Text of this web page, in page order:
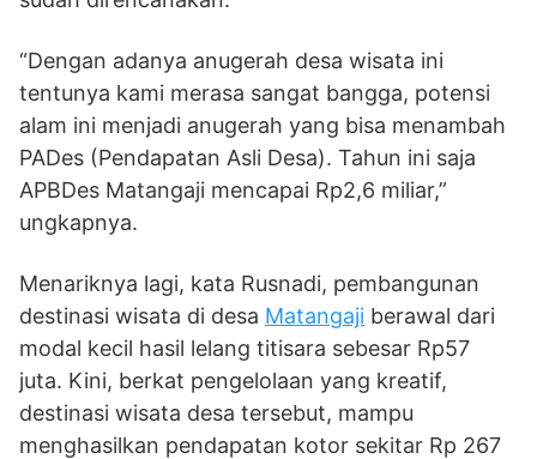
“Dengan adanya anugerah desa wisata ini
tentunya kami merasa sangat bangga, potensi
alam ini menjadi anugerah yang bisa menambah
PADes (Pendapatan Asli Desa). Tahun ini saja
APBDes Matangaji mencapai Rp2,6 miliar,”
ungkapnya.
Menariknya lagi, kata Rusnadi, pembangunan
destinasi wisata di desa Matangaji berawal dari
modal kecil hasil lelang titisara sebesar Rp57
juta. Kini, berkat pengelolaan yang kreatif,
destinasi wisata desa tersebut, mampu
menghasilkan pendapatan kotor sekitar Rp 267